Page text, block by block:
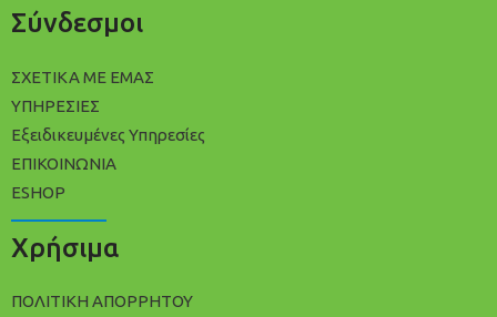
Σύνδεσμοι
ΣΧΕΤΙΚΑ ΜΕ ΕΜΑΣ
ΥΠΗΡΕΣΙΕΣ
Εξειδικευμένες Υπηρεσίες
ΕΠΙΚΟΙΝΩΝΙΑ
ESHOP
Χρήσιμα
ΠΟΛΙΤΙΚΉ ΑΠΟΡΡΉΤΟΥ